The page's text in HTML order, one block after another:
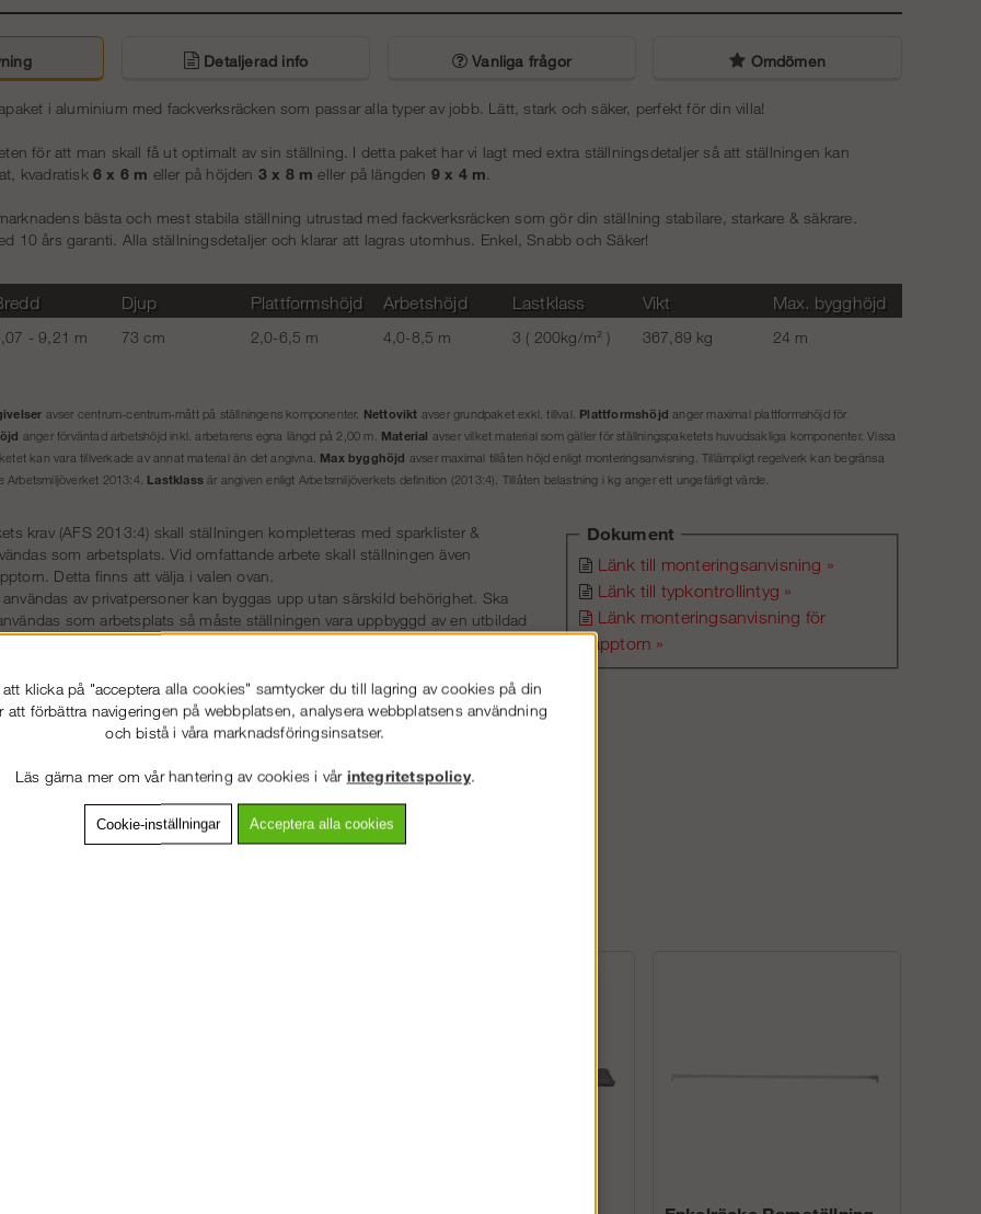
Uppgångspaket 4 m (1/3)
5 610 kr
Detaljerad info Vanliga frågor Omdömen
i aluminium med fackverksräcken som passar alla typer av jobb. Lätt, stark och säker, perfekt för din villa!
för att man skall få ut optimalt av sin ställning. I detta paket har vi lagt med extra ställningsdetaljer så att ställningen kan
kvadratisk6 x 6 m eller på höjden 3 x 8 m eller på längden 9 x 4 m
bästa och mest stabila ställning utrustad med fackverksräcken som gör din ställning stabilare, starkare & säkrare.
10 års garanti. Alla ställningsdetaljer och klarar att lagras utomhus. Enkel, Snabb och Säker!
Djup Plattformshöjd Arbetshöjd Lastklass Vikt Max. bygghöjd
- 9,21 m 73 cm 2,0-6,5 m 4,0-8,5 m 3 ( 200kg/m² ) 367,89 kg 24 m
avser centrum-centrum-mått på ställningens komponenter. Nettovikt avser grundpaket exkl. tillval. Plattformshöjd anger maximal plattformshöjd för
anger förväntad arbetshöjd inkl. arbetarens egna längd på 2,00 m. Material avser vilket material som gäller för ställningspaketets huvudsakliga komponenter. Vissa
kan vara tillverkade av annat material än det angivna. Max bygghöjd avser maximal tillåten höjd enligt monteringsanvisning. Tillämpligt regelverk kan begränsa
2013:4. Lastklass är angiven enligt Arbetsmiljöverkets definition (2013:4). Tillåten belastning i kg anger ett ungefärligt värde.
krav (AFS 2013:4) skall ställningen kompletteras med sparklister &
som arbetsplats. Vid omfattande arbete skall ställningen även
Detta finns att välja i valen ovan.
av privatpersoner kan byggas upp utan särskild behörighet. Ska
som arbetsplats så måste ställningen vara uppbyggd av en utbildad
Dokument
Länk till monteringsanvisning »
Länk till typkontrollintyg »
Länk monteringsanvisning för
trapptorn »
klicka på "acceptera alla cookies" samtycker du till lagring av cookies på din
att förbättra navigeringen på webbplatsen, analysera webbplatsens användning
och bistå i våra marknadsföringsinsatser.
Läs gärna mer om vår hantering av cookies i vår integritetspolicy.
Cookie-inställningar Acceptera alla cookies